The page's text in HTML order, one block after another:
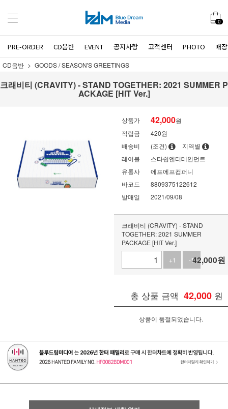
0
PRE-ORDER CD음반 EVENT 공지사항 고객센터 PHOTO 매
CD음반 GOODS / SEASON'S GREETINGS
크래비티 (CRAVITY) - STAND TOGETHER: 2021 SUMMER P
ACKAGE [HIT Ver.]
상품가 42,000원
적립금
420원
배송비
(조건)
지역별
레이블
스타쉽엔터테인먼트
유통사
에프에프컴퍼니
바코드
8809375122612
발매일
2021/09/08
크래비티 (CRAVITY) - STAND
TOGETHER: 2021 SUMMER
PACKAGE [HIT Ver.]
+1
-142,000원
총 상품 금액 42,000 원
상품이 품절되었습니다.